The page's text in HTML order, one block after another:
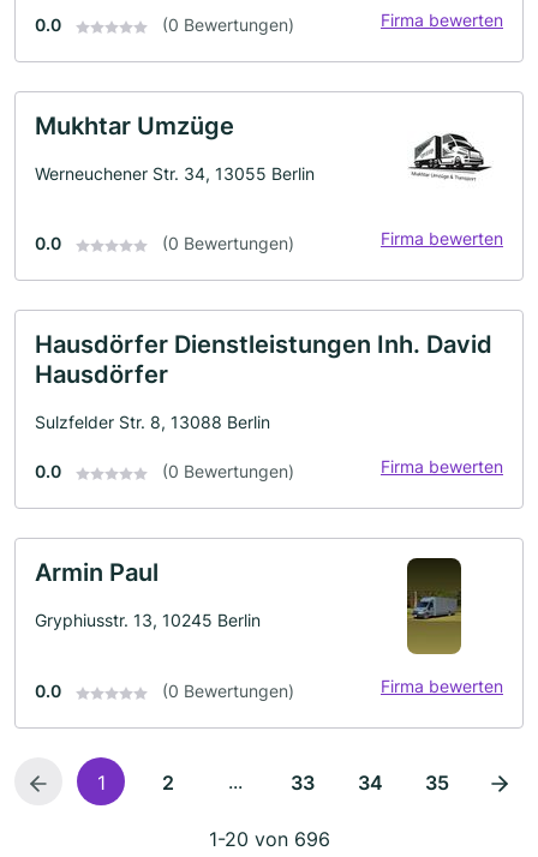
0.0 (0 Bewertungen) Firma bewerten
Mukhtar Umzüge
Werneuchener Str. 34, 13055 Berlin
0.0 (0 Bewertungen) Firma bewerten
Hausdörfer Dienstleistungen Inh. David
Hausdörfer
Sulzfelder Str. 8, 13088 Berlin
0.0 (0 Bewertungen) Firma bewerten
Armin Paul
Gryphiusstr. 13, 10245 Berlin
0.0 (0 Bewertungen) Firma bewerten
1 2 ... 33 34 35
1-20 von 696